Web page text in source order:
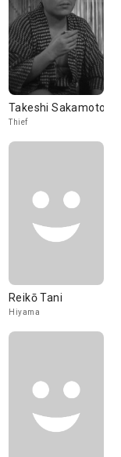
Takeshi Sakamoto
Thief
Reikō Tani
Hiyama